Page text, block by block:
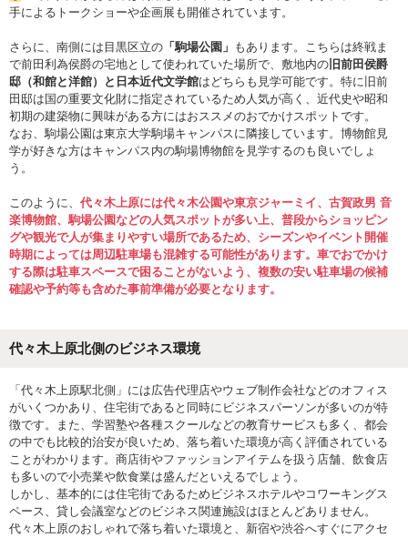
手によるトークショーや企画展も開催されています。
さらに、南側には目黒区立の 「駒場公園」 もあります。こちらは終戦ま
で前田利為侯爵の宅地として使われていた場所で、敷地内の 旧前田侯爵
邸（和館と洋館）と日本近代文学館はどちらも見学可能です。特に旧前
田邸は国の重要文化財に指定されているため人気が高く、近代史や昭和
初期の建築物に興味がある方にはおススメのおでかけスポットです。
なお、駒場公園は東京大学駒場キャンパスに隣接しています。博物館見
学が好きな方はキャンパス内の駒場博物館を見学するのも良いでしょ
う。
このように、 代々木上原には代々木公園や東京ジャーミイ、古賀政男 音
楽博物館、駒場公園などの人気スポットが多い上、普段からショッピン
グや観光で人が集まりやすい場所であるため、シーズンやイベント開催
時期によっては周辺駐車場も混雑する可能性があります。車でおでかけ
する際は駐車スペースで困ることがないよう、複数の安い駐車場の候補
確認や予約等も含めた事前準備が必要となります。
代々木上原北側のビジネス環境
「代々木上原駅北側」には広告代理店やウェブ制作会社などのオフィス
がいくつかあり、住宅街であると同時にビジネスパーソンが多いのが特
徴です。また、学習塾や各種スクールなどの教育サービスも多く、都会
の中でも比較的治安が良いため、落ち着いた環境が高く評価されている
ことがわかります。商店街やファッションアイテムを扱う店舗、飲食店
も多いので小売業や飲食業は盛んだといえるでしょう。
しかし、基本的には住宅街であるためビジネスホテルやコワーキングス
ペース、貸し会議室などのビジネス関連施設はほとんどありません。
代々木上原のおしゃれで落ち着いた環境と、新宿や渋谷へすぐにアクセ